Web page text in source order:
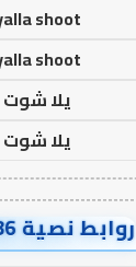
shoot
shoot
يلا شوت
يلا شوت
روابط نصية AA5386